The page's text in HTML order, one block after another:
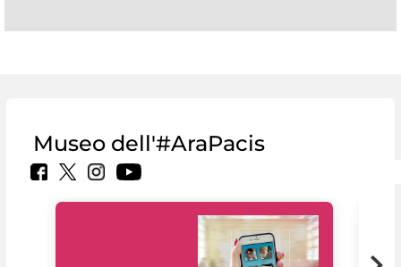
Museo dell'#AraPacis